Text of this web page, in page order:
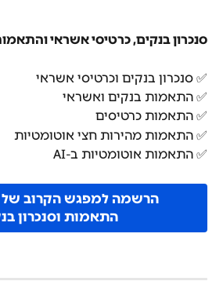
סנכרון בנקים, כרטיסי אשראי
✅ סנכרון בנקים וכרטיסי אשראי
✅ התאמות בנקים ואשראי
✅ התאמות כרטיסים
✅ התאמות מהירות חצי אוטומטיות
✅ התאמות אוטומטיות ב-AI
הרשמה למפגש הקרוב של
התאמות וסנכרון